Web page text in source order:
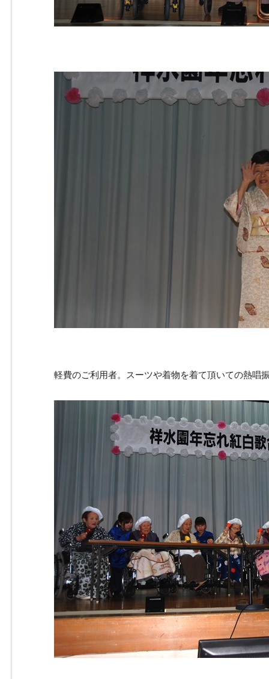
軽費のご利用者。スーツや着物を着て頂いての熱唱